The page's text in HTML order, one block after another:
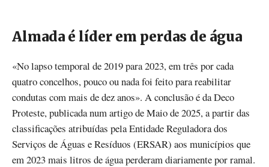
Almada é líder em perdas de água
«No lapso temporal de 2019 para 2023, em três por cada
quatro concelhos, pouco ou nada foi feito para reabilitar
condutas com mais de dez anos». A conclusão é da Deco
Proteste, publicada num artigo de Maio de 2025, a partir das
classificações atribuídas pela Entidade Reguladora dos
Serviços de Águas e Resíduos (ERSAR) aos municípios que
em 2023 mais litros de água perderam diariamente por ramal.